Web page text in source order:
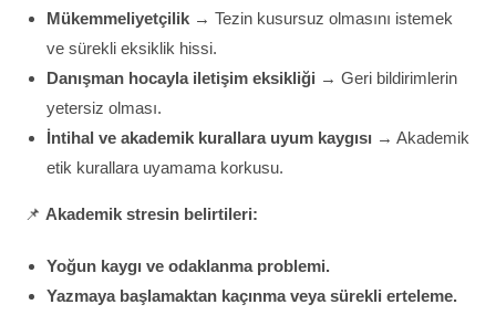
Mükemmeliyetçilik → Tezin kusursuz olmasını istemek
ve sürekli eksiklik hissi.
Danışman hocayla iletişim eksikliği → Geri bildirimlerin
yetersiz olması.
İntihal ve akademik kurallara uyum kaygısı → Akademik
etik kurallara uyamama korkusu.
📌Akademik stresin belirtileri:
Yoğun kaygı ve odaklanma problemi.
Yazmaya başlamaktan kaçınma veya sürekli erteleme.